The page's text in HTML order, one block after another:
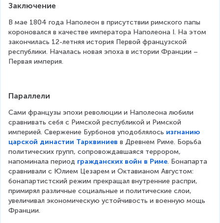
Заключение
В мае 1804 года Наполеон в присутствии римского папы
короновался в качестве императора Наполеона I. На этом
закончилась 12-летняя история Первой французской
республики. Началась новая эпоха в истории Франции –
Первая империя.
Параллели
Сами французы эпохи революции и Наполеона любили
сравнивать себя с Римской республикой и Римской
империей. Свержение Бурбонов уподоблялось изгнанию
царской династии Тарквиниев в Древнем Риме. Борьба
политических групп, сопровождавшаяся террором,
напоминала период гражданских войн в Риме. Бонапарта
сравнивали с Юлием Цезарем и Октавианом Августом:
бонапартистский режим прекращал внутренние распри,
примирял различные социальные и политические слои,
увеличивал экономическую устойчивость и военную мощь
Франции.